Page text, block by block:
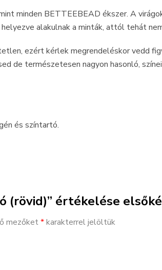
minden BETTEEBEAD ékszer. A
alakulnak a minták, attól tehát
ezért kérlek megrendeléskor vedd
de természetesen nagyon hasonló,
és színtartó.
(rövid)” értékelése
mezőket*karakterrel jelöltük